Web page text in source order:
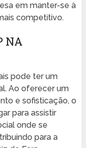
em manter-se à
competitivo.
NA
pode ter um
Ao oferecer um
e sofisticação, o
para assistir
onde se
para a